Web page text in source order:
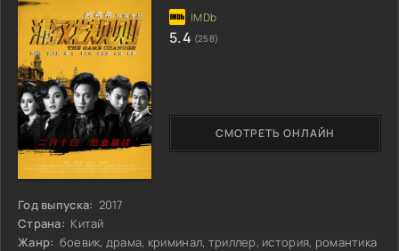
Год выпуска: 2017
Страна: Китай
Жанр: боевик, драма, криминал, триллер, история, романтика
СМОТРЕТЬ ОНЛАЙН
5.4 (258)